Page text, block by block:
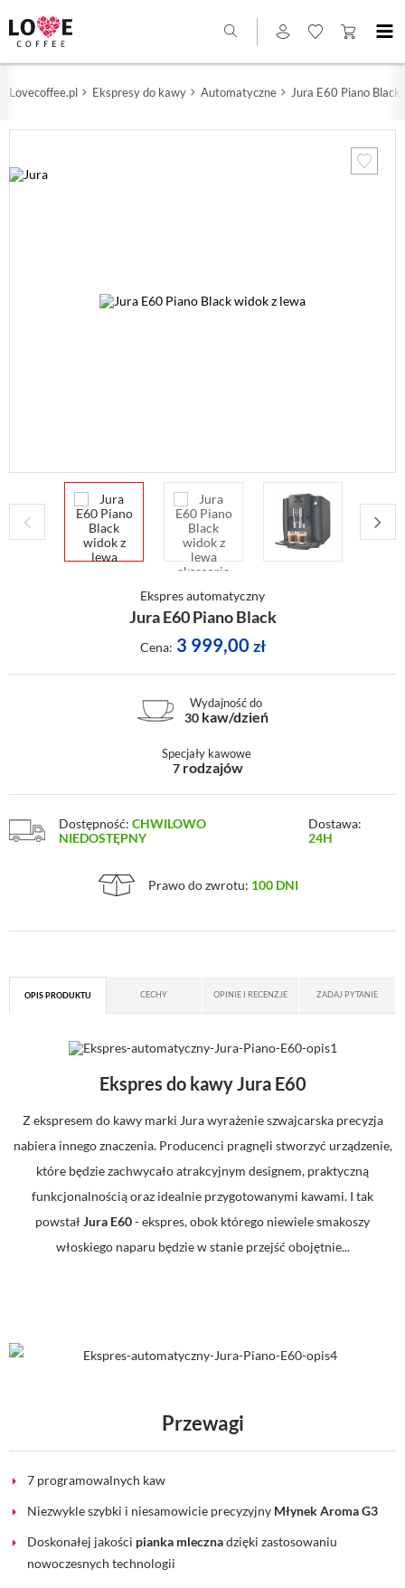
Lovecoffee.pl Ekspresy do kawy Automatyczne Jura E60 Piano Black
Ekspres automatyczny
Jura E60 Piano Black
Cena: 3 999,00 zł
Wydajność do
30 kaw/dzień
Specjały kawowe
7 rodzajów
Dostępność: CHWILOWO
NIEDOSTĘPNY
Dostawa:
24H
Prawo do zwrotu: 100 DNI
OPIS PRODUKTU CECHY OPINIE I RECENZJE ZADAJ PYTANIE
Ekspres do kawy Jura E60
Z ekspresem do kawy marki Jura wyrażenie szwajcarska precyzja
nabiera innego znaczenia. Producenci pragnęli stworzyć urządzenie,
które będzie zachwycało atrakcyjnym designem, praktyczną
funkcjonalnością oraz idealnie przygotowanymi kawami. I tak
powstał Jura E60- ekspres, obok którego niewiele smakoszy
włoskiego naparu będzie w stanie przejść obojętnie...
Przewagi
7 programowalnych kaw
Niezwykle szybki i niesamowicie precyzyjny Młynek Aroma G3
Doskonałej jakości pianka mlecznadzięki zastosowaniu
nowoczesnych technologii